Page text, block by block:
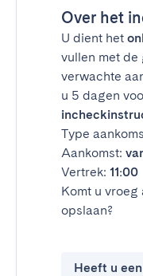
Over het
U dient het
vullen met de
verwachte
u 5 dagen
Type
Aankomst:
Vertrek: 11:00
Komt u vroeg
opslaan?
Heeft u